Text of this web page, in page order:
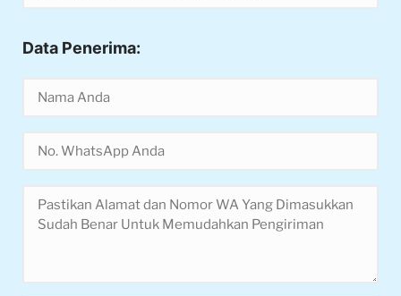
Data Penerima: